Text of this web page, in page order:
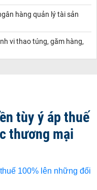
hàng quản lý tài sản
vi thao túng, găm hàng,
tùy ý áp thuế
thương mại